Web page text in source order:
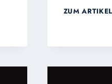
ZUM ARTIKEL